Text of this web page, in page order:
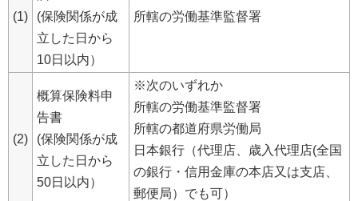
(1)
(保険関係が成
立した日から
10日以内）
所轄の労働基準監督署
(2)
概算保険料申
告書
(保険関係が成
立した日から
50日以内）
※次のいずれか
所轄の労働基準監督署
所轄の都道府県労働局
日本銀行（代理店、歳入代理店(全国
の銀行・信用金庫の本店又は支店、
郵便局）でも可）